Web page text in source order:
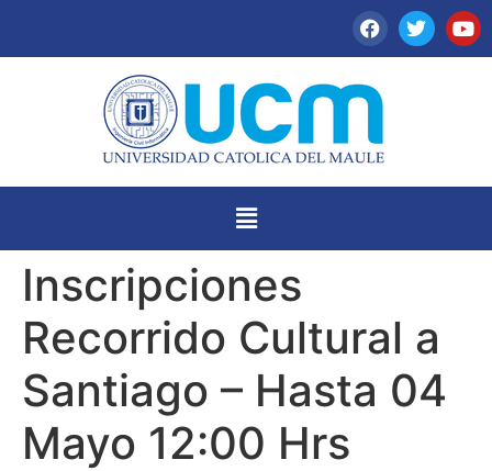
Inscripciones
Recorrido Cultural a
Santiago – Hasta 04
Mayo 12:00 Hrs